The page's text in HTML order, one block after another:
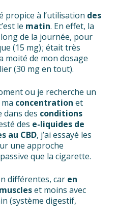
propice à l’utilisation des
le matin. En effet, la
de la journée, pour
(15 mg) ; était très
moité de mon dosage
(30 mg en tout).
ou je recherche un
concentration et
des conditions
des e-liquides de
au CBD, j’ai essayé les
une approche
que la cigarette.
différentes, car en
et moins avec
(système digestif,